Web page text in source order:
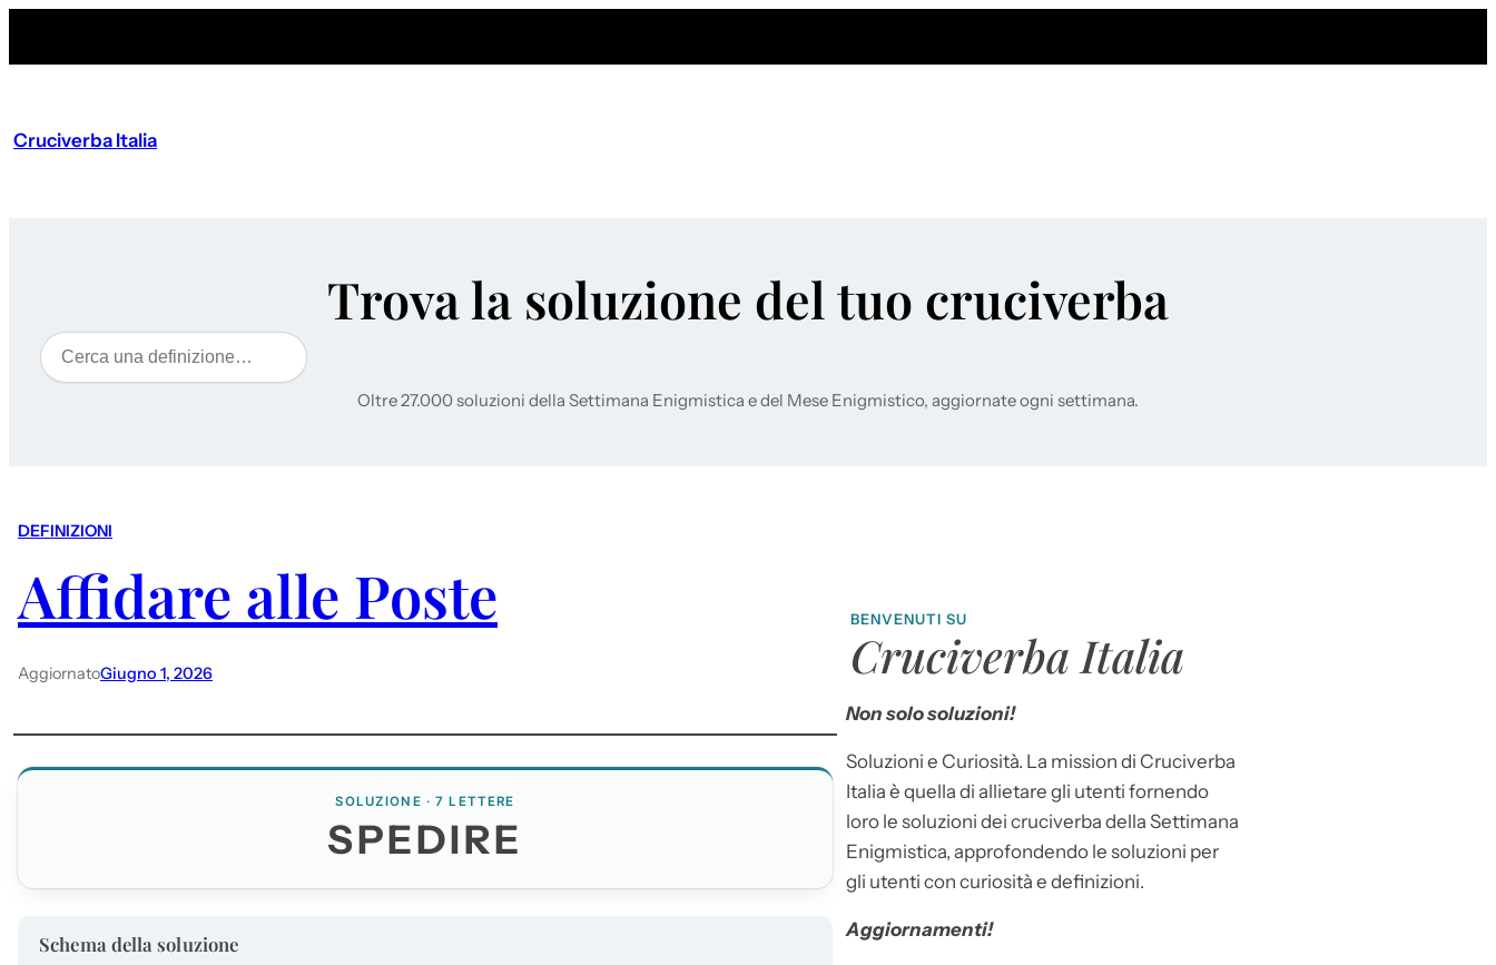
Cruciverba Italia
Trova la soluzione del tuo cruciverba
Cerca
Oltre 27.000 soluzioni della Settimana Enigmistica e del Mese Enigmistico, aggiornate ogni settimana.
DEFINIZIONI
Affidare alle Poste
AggiornatoGiugno 1, 2026
SOLUZIONE · 7 LETTERE
SPEDIRE
Schema della soluzione
BENVENUTI SU
Cruciverba Italia
Non solo soluzioni!
Soluzioni e Curiosità. La mission di Cruciverba
Italia è quella di allietare gli utenti fornendo
loro le soluzioni dei cruciverba della Settimana
Enigmistica, approfondendo le soluzioni per
gli utenti con curiosità e definizioni.
Aggiornamenti!